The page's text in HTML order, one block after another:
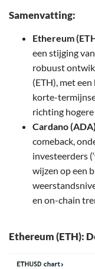
Samenvatting:
Ethereum
een stijging
robuust
(ETH), met
korte-
richting
Cardano
comeback,
investeerders
wijzen op een
en on-chain
Ethereum (ETH):